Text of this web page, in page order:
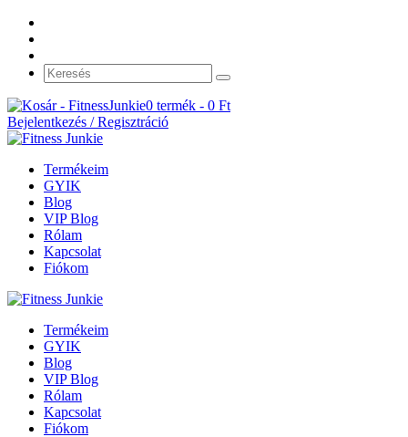
0 termék - 0 Ft
Bejelentkezés / Regisztráció
Termékeim
GYIK
Blog
VIP Blog
Rólam
Kapcsolat
Fiókom
Termékeim
GYIK
Blog
VIP Blog
Rólam
Kapcsolat
Fiókom